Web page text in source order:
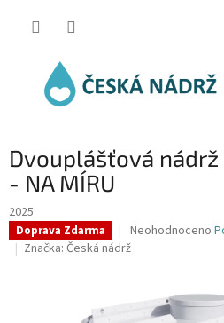
Dvouplášťová
- NA MÍRU
2025
Doprava Zdarma
Průměrné
hodnocení
Neohodnoceno
Značka: Česká nádrž